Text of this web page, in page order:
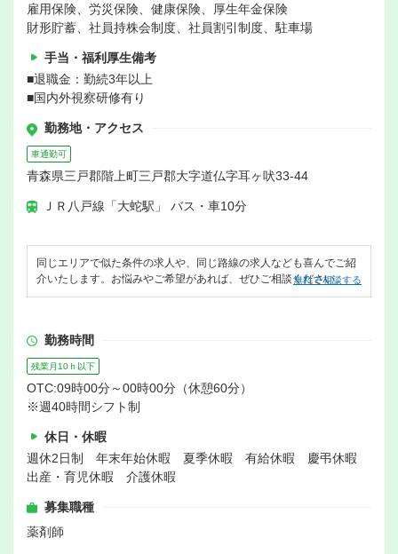
雇用保険、労災保険、健康保険、厚生年金保険
財形貯蓄、社員持株会制度、社員割引制度、駐車場
手当・福利厚生備考
■退職金：勤続3年以上
■国内外視察研修有り
勤務地・アクセス
車通勤可
青森県三戸郡階上町三戸郡大字道仏字耳ヶ吠33-44
ＪＲ八戸線「大蛇駅」 バス・車10分
同じエリアで似た条件の求人や、同じ路線の求人なども喜んでご紹
介いたします。お悩みやご希望があれば、ぜひご相談ください。
無料で相談する
勤務時間
残業月10ｈ以下
OTC:09時00分～00時00分（休憩60分）
※週40時間シフト制
休日・休暇
週休2日制 年末年始休暇 夏季休暇 有給休暇 慶弔休暇
出産・育児休暇 介護休暇
募集職種
薬剤師